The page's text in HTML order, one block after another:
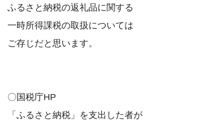
ふるさと納税の返礼品に関する
一時所得課税の取扱については
ご存じだと思います。
〇国税庁HP
「ふるさと納税」を支出した者が